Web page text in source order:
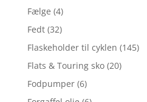
Fælge (4)
Fedt (32)
Flaskeholder til cyklen (145)
Flats & Touring sko (20)
Fodpumper (6)